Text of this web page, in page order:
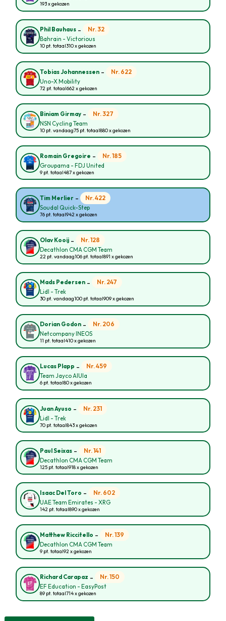
193 x gekozen
Phil Bauhaus - Nr. 32
Bahrain - Victorious
10 pt. totaal310 x gekozen
Tobias Johannessen - Nr. 622
Uno-X Mobility
72 pt. totaal662 x gekozen
Biniam Girmay - Nr. 327
NSN Cycling Team
10 pt. vandaag75 pt. totaal880 x gekozen
Romain Gregoire - Nr. 185
Groupama - FDJ United
9 pt. totaal487 x gekozen
Tim Merlier - Nr. 422
Soudal Quick-Step
76 pt. totaal942 x gekozen
Olav Kooij - Nr. 128
Decathlon CMA CGM Team
22 pt. vandaag106 pt. totaal891 x gekozen
Mads Pedersen - Nr. 247
Lidl - Trek
30 pt. vandaag100 pt. totaal909 x gekozen
Dorian Godon - Nr. 206
Netcompany INEOS
11 pt. totaal410 x gekozen
Lucas Plapp - Nr. 459
Team Jayco AlUla
6 pt. totaal80 x gekozen
Juan Ayuso - Nr. 231
Lidl - Trek
70 pt. totaal843 x gekozen
Paul Seixas - Nr. 141
Decathlon CMA CGM Team
125 pt. totaal918 x gekozen
Isaac Del Toro - Nr. 602
UAE Team Emirates - XRG
142 pt. totaal890 x gekozen
Matthew Riccitello - Nr. 139
Decathlon CMA CGM Team
9 pt. totaal92 x gekozen
Richard Carapaz - Nr. 150
EF Education - EasyPost
89 pt. totaal714 x gekozen